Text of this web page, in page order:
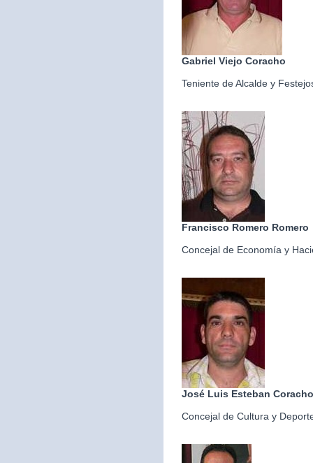
Gabriel Viejo Coracho
Teniente de Alcalde y
Francisco Romero Romero
Concejal de Economía y
José Luis Esteban Coracho
Concejal de Cultura y